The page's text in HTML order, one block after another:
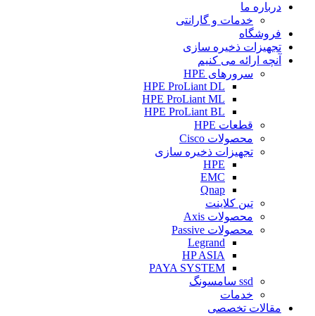
درباره ما
خدمات و گارانتی
فروشگاه
تجهیزات ذخیره سازی
آنچه ارائه می کنیم
سرورهای HPE
HPE ProLiant DL
HPE ProLiant ML
HPE ProLiant BL
قطعات HPE
محصولات Cisco
تجهیزات ذخیره سازی
HPE
EMC
Qnap
تین کلاینت
محصولات Axis
محصولات Passive
Legrand
HP ASIA
PAYA SYSTEM
ssd سامسونگ
خدمات
مقالات تخصصی